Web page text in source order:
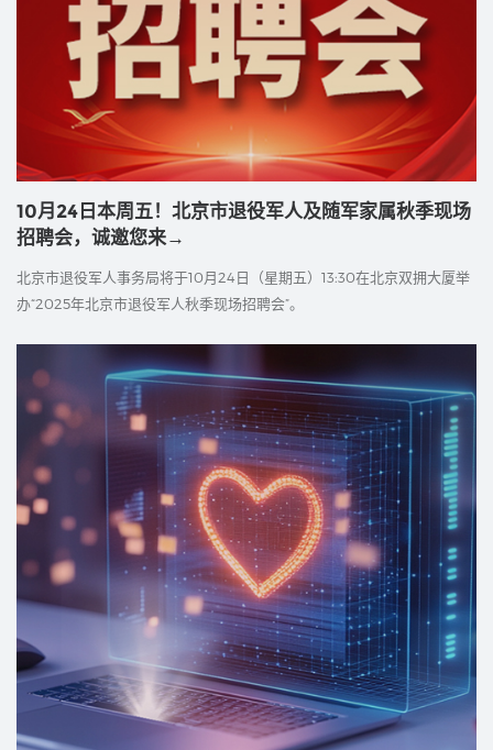
10月24日本周五！北京市退役军人及随军家属秋季现场
招聘会，诚邀您来→
北京市退役军人事务局将于10月24日（星期五）13:30在北京双拥大厦举
办“2025年北京市退役军人秋季现场招聘会”。